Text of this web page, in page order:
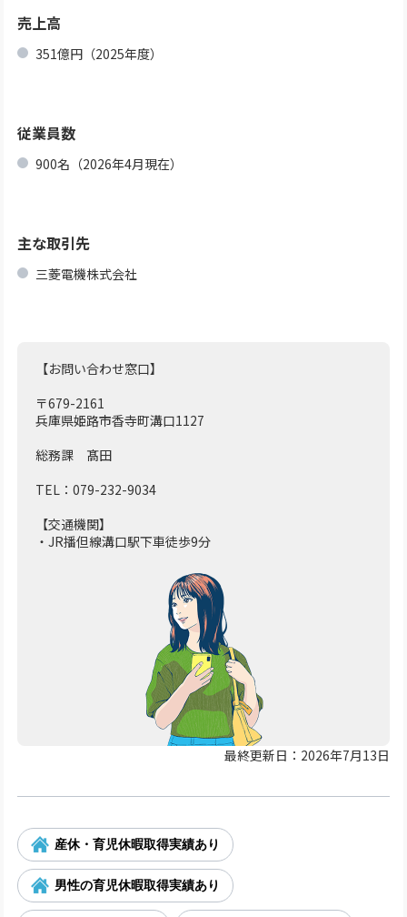
売上高
351億円（2025年度）
従業員数
900名（2026年4月現在）
主な取引先
三菱電機株式会社
【お問い合わせ窓口】
〒679-2161
兵庫県姫路市香寺町溝口1127
総務課 髙田
TEL：079-232-9034
【交通機関】
・JR播但線溝口駅下車徒歩9分
最終更新日：2026年7月13日
産休・育児休暇取得実績あり
男性の育児休暇取得実績あり